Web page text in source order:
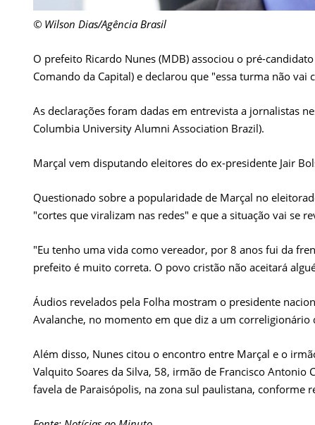
© Wilson Dias/Agência Brasil
O prefeito Ricardo Nunes (MDB) associou o pré-
Comando da Capital) e declarou que "essa turma não vai
As declarações foram dadas em entrevista a jornalistas
Columbia University Alumni Association Brazil).
Marçal vem disputando eleitores do ex-presidente Jair
Questionado sobre a popularidade de Marçal no
"cortes que viralizam nas redes" e que a situação vai se
"Eu tenho uma vida como vereador, por 8 anos fui da
prefeito é muito correta. O povo cristão não aceitará
Áudios revelados pela Folha mostram o presidente
Avalanche, no momento em que diz a um
Além disso, Nunes citou o encontro entre Marçal e o
Valquito Soares da Silva, 58, irmão de Francisco Antonio
favela de Paraisópolis, na zona sul paulistana, conforme